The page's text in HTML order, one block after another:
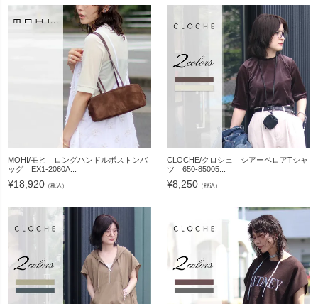
MOHI/モヒ ロングハンドルボストンバ
ッグ EX1-2060A...
¥18,920 （税込）
CLOCHE/クロシェ シアーベロアTシャ
ツ 650-85005...
¥8,250 （税込）